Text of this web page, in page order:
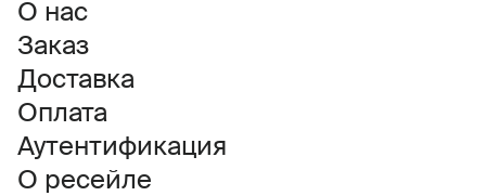
О нас
Заказ
Доставка
Оплата
Аутентификация
О ресейле